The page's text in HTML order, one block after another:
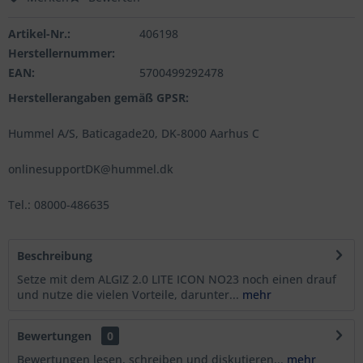
Artikel-Nr.:
406198
Herstellernummer:
EAN:
5700499292478
Herstellerangaben gemäß GPSR:
Hummel A/S, Baticagade20, DK-8000 Aarhus C
onlinesupportDK@hummel.dk
Tel.: 08000-486635
Beschreibung
Setze mit dem ALGIZ 2.0 LITE ICON NO23 noch einen drauf
und nutze die vielen Vorteile, darunter... mehr
Bewertungen
0
Bewertungen lesen, schreiben und diskutieren... mehr